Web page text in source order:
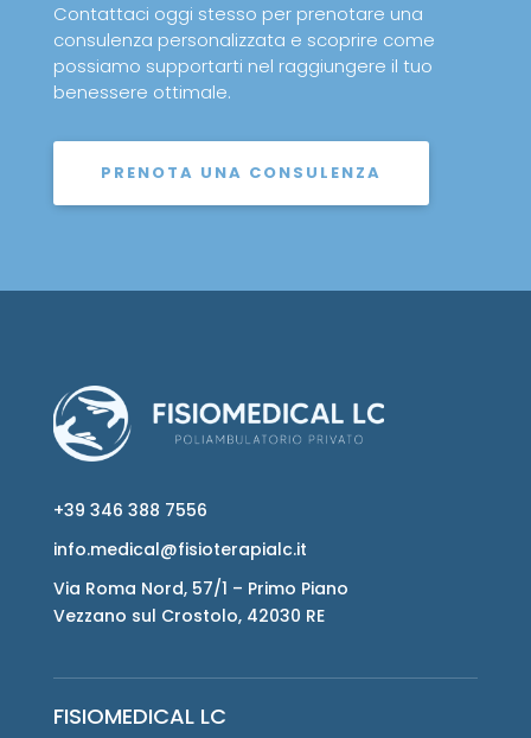
Contattaci oggi stesso per prenotare una
consulenza personalizzata e scoprire come
possiamo supportarti nel raggiungere il tuo
benessere ottimale.
PRENOTA UNA CONSULENZA
+39 346 388 7556
info.medical@fisioterapialc.it
Via Roma Nord, 57/1 – Primo Piano
Vezzano sul Crostolo, 42030 RE
FISIOMEDICAL LC